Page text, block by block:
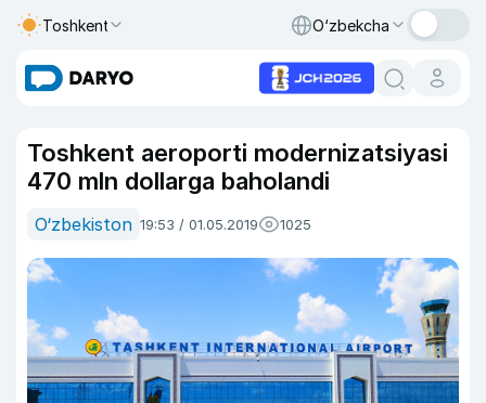
Toshkent O‘zbekcha
Toshkent aeroporti modernizatsiyasi
470 mln dollarga baholandi
O‘zbekiston 19:53 / 01.05.2019 1025